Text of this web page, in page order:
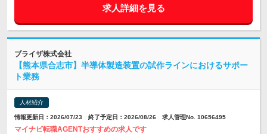
求人詳細を見る
ブライザ株式会社
【熊本県合志市】半導体製造装置の試作ラインにおけるサポー
ト業務
人材紹介
情報更新日：2026/07/23 終了予定日：2026/08/26 求人管理No. 10656495
マイナビ転職AGENTおすすめの求人です